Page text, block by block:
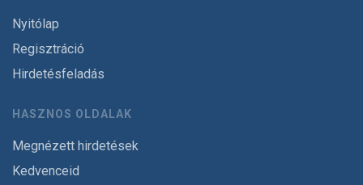
Nyitólap
Regisztráció
Hirdetésfeladás
HASZNOS OLDALAK
Megnézett hirdetések
Kedvenceid